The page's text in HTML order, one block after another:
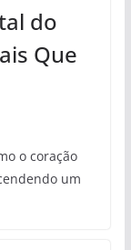
do
Que
o coração
um